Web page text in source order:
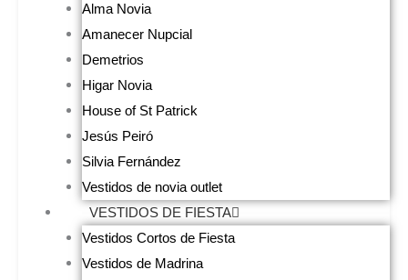
Alma Novia
Amanecer Nupcial
Demetrios
Higar Novia
House of St Patrick
Jesús Peiró
Silvia Fernández
Vestidos de novia outlet
VESTIDOS DE FIESTA
Vestidos Cortos de Fiesta
Vestidos de Madrina